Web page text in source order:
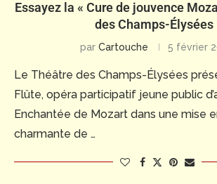
Essayez la « Cure de jouvence
des Champs-Élysées
par Cartouche 5 février
Le Théâtre des Champs-Élysées
Flûte, opéra participatif jeune public
Enchantée de Mozart dans une mise
charmante de …